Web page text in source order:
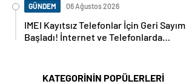
GÜNDEM 06 Ağustos 2026
IMEI Kayıtsız Telefonlar İçin Geri Sayım
Başladı! İnternet ve Telefonlarda
KATEGORİNİN POPÜLERLERİ